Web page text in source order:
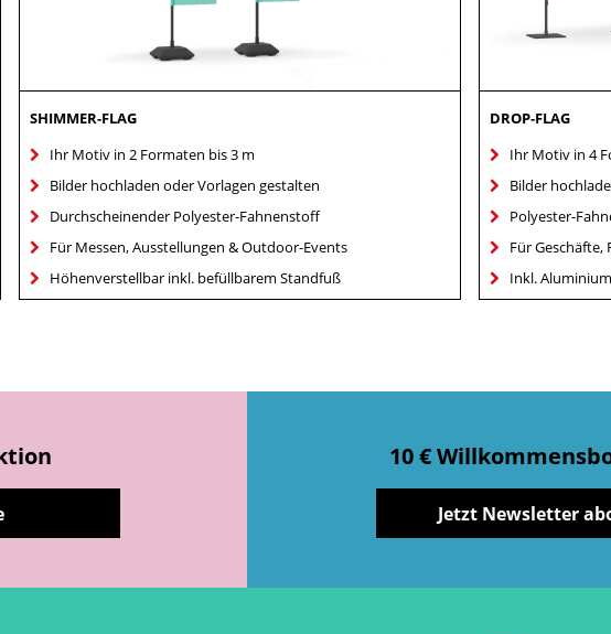
SHIMMER-FLAG
Ihr Motiv in 2 Formaten bis 3 m
Bilder hochladen oder Vorlagen gestalten
Durchscheinender Polyester-Fahnenstoff
Für Messen, Ausstellungen & Outdoor-Events
Höhenverstellbar inkl. befüllbarem Standfuß
DROP-FLAG
Ihr Motiv in 4
Bilder
Polyester-
Für Geschäfte,
Inkl.
10 €
Jetzt Newsletter